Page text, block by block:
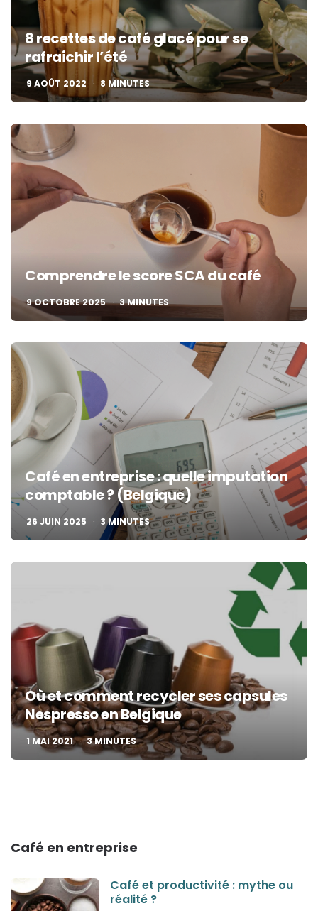
8 recettes de café glacé pour se
rafraichir l’été
9 AOÛT 2022 8 MINUTES
Comprendre le score SCA du café
9 OCTOBRE 2025 3MINUTES
Café en entreprise : quelle imputation
comptable ? (Belgique)
26 JUIN 2025 3MINUTES
Où et comment recycler ses capsules
Nespresso en Belgique
1 MAI 2021 3MINUTES
Café en entreprise
Café et productivité : mythe ou
réalité ?